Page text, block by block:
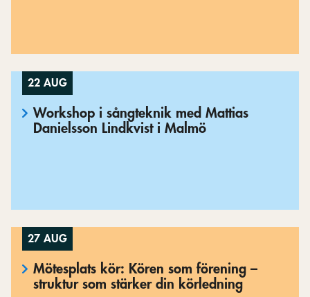
22 AUG
Workshop i sångteknik med Mattias
Danielsson Lindkvist i Malmö
27 AUG
Mötesplats kör: Kören som förening –
struktur som stärker din körledning